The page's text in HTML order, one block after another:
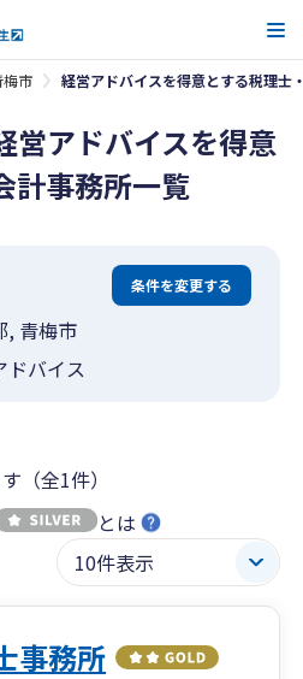
梅市 経営アドバイスを得意とする税理士
営アドバイスを得意
計事務所一覧
条件を変更する
, 青梅市
ドバイス
（全1件）
とは
事務所